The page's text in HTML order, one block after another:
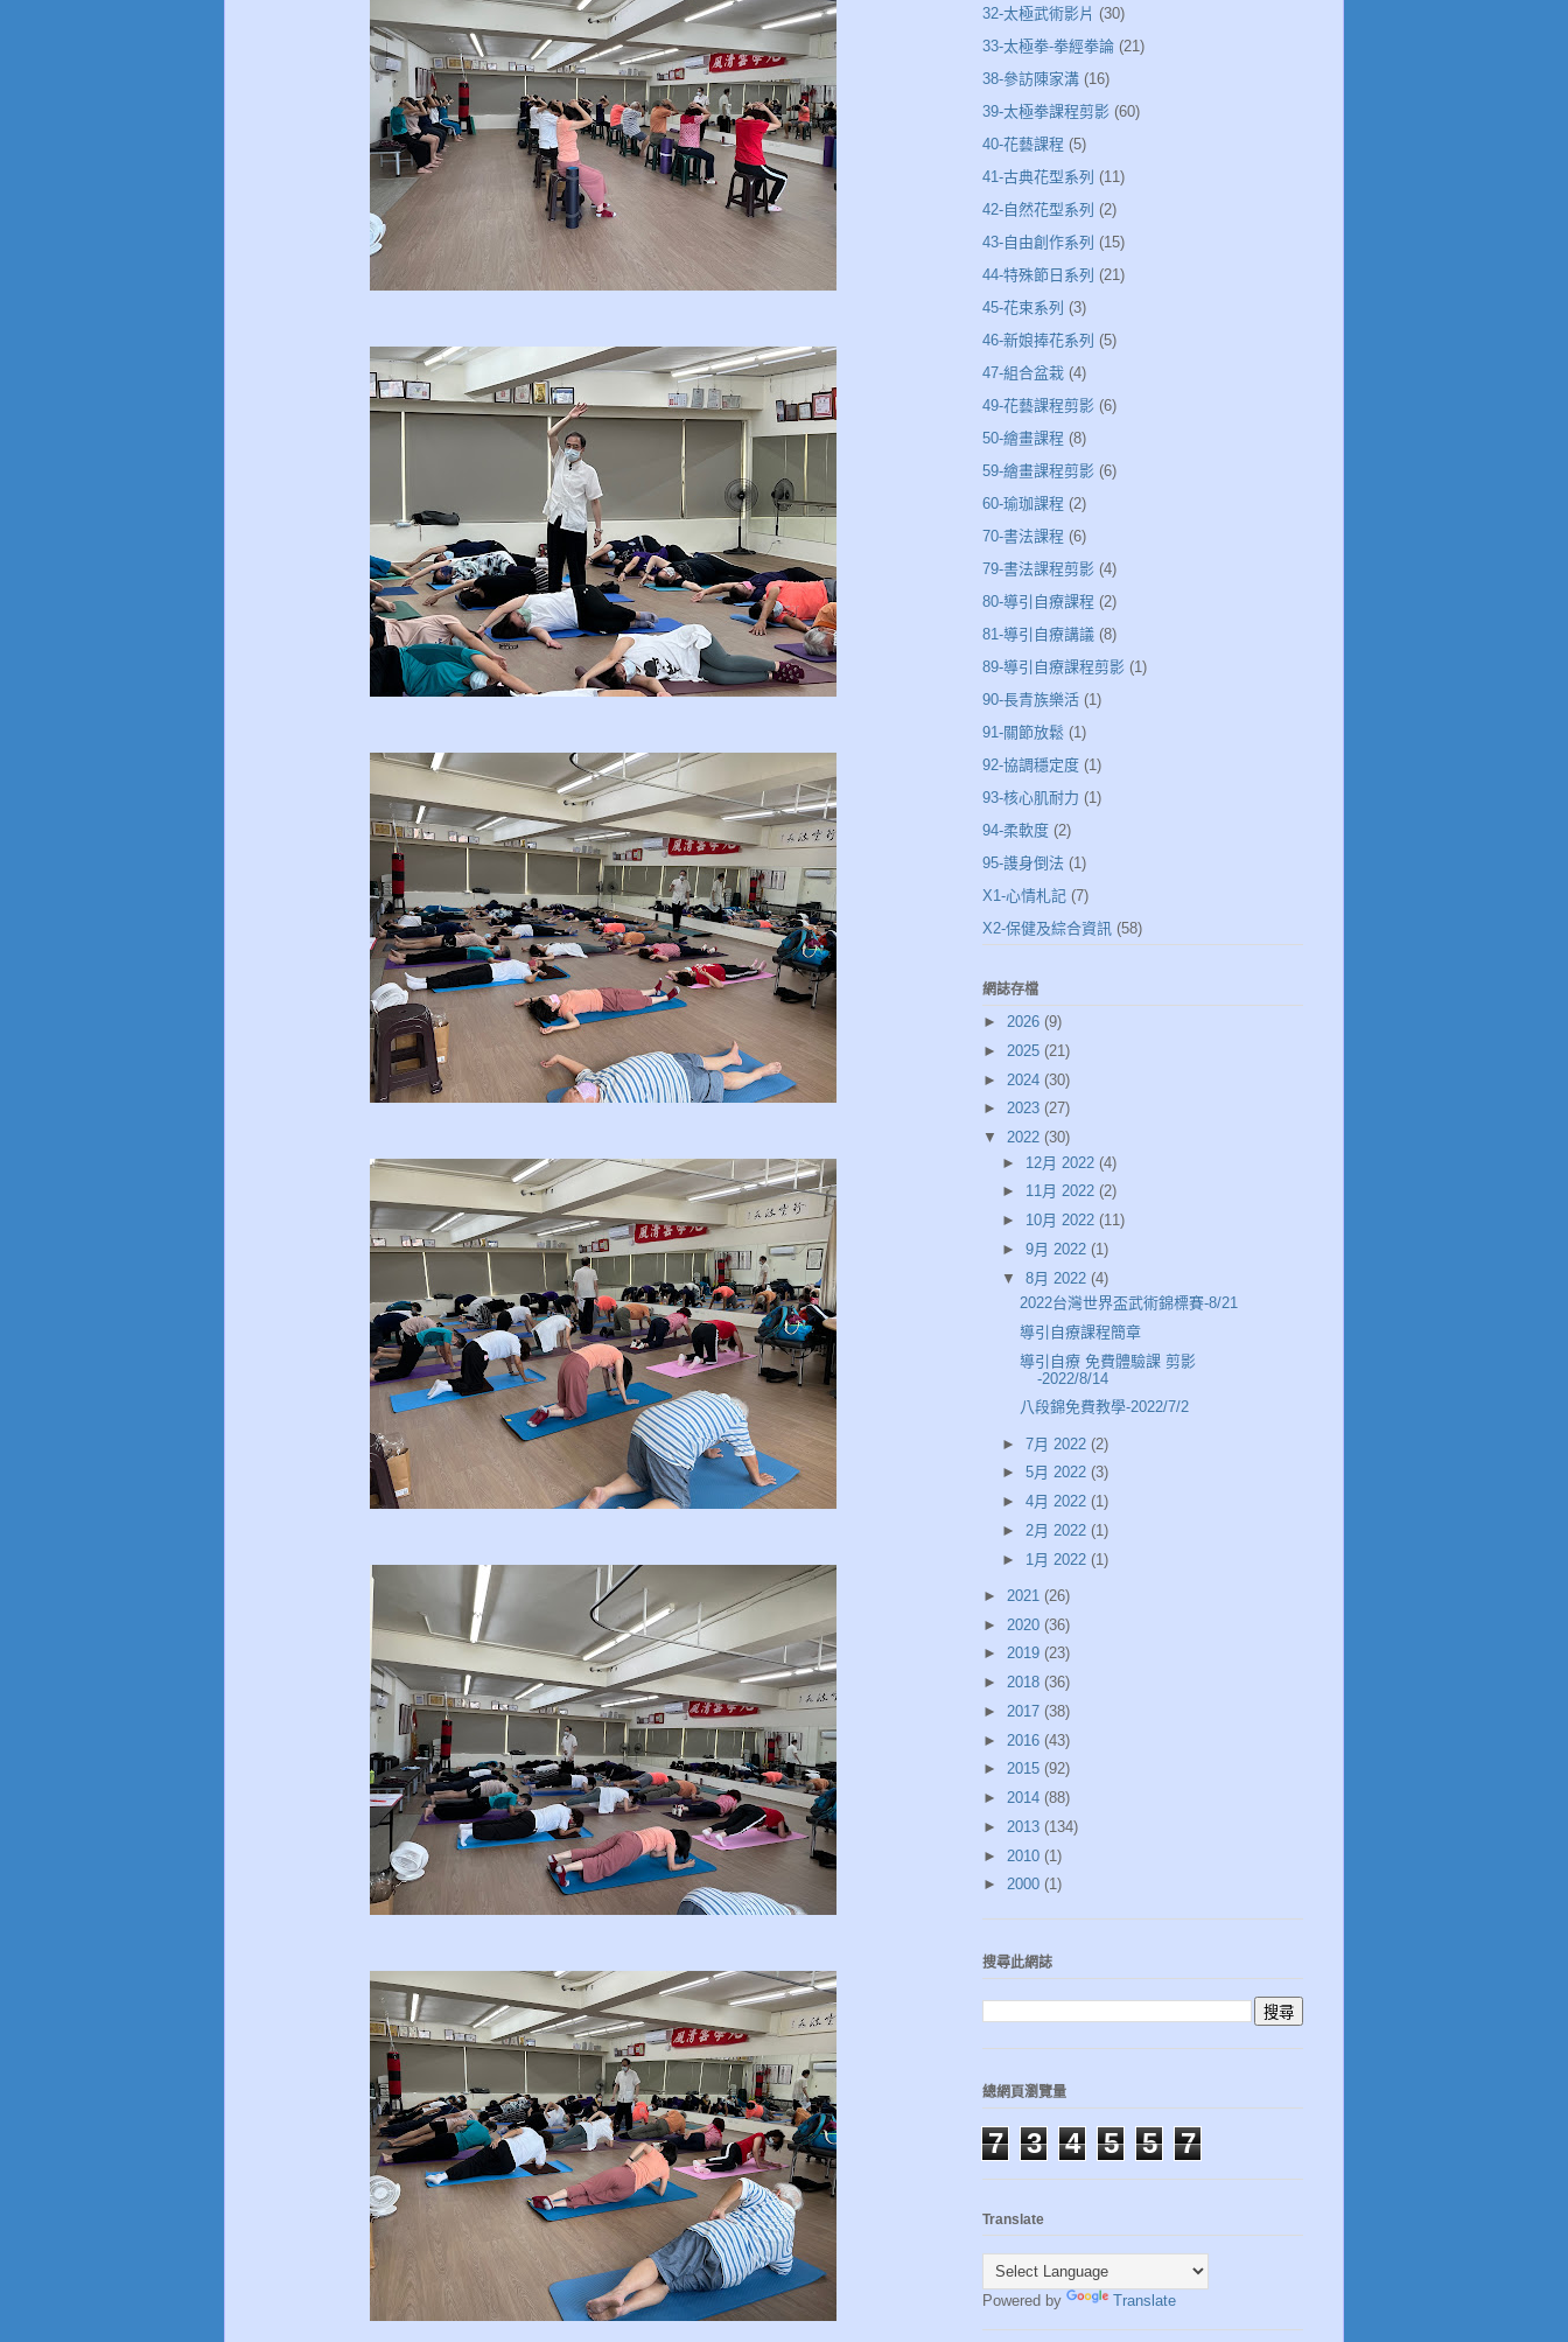
32-太極武術影片 (30)
33-太極拳-拳經拳論 (21)
38-參訪陳家溝 (16)
39-太極拳課程剪影 (60)
40-花藝課程 (5)
41-古典花型系列 (11)
42-自然花型系列 (2)
43-自由創作系列 (15)
44-特殊節日系列 (21)
45-花束系列 (3)
46-新娘捧花系列 (5)
47-組合盆栽 (4)
49-花藝課程剪影 (6)
50-繪畫課程 (8)
59-繪畫課程剪影 (6)
60-瑜珈課程 (2)
70-書法課程 (6)
79-書法課程剪影 (4)
80-導引自療課程 (2)
81-導引自療講議 (8)
89-導引自療課程剪影 (1)
90-長青族樂活 (1)
91-關節放鬆 (1)
92-協調穩定度 (1)
93-核心肌耐力 (1)
94-柔軟度 (2)
95-謢身倒法 (1)
X1-心情札記 (7)
X2-保健及綜合資訊 (58)
網誌存檔
► 2026 (9)
► 2025 (21)
► 2024 (30)
► 2023 (27)
▼ 2022 (30)
► 12月 2022 (4)
► 11月 2022 (2)
► 10月 2022 (11)
► 9月 2022 (1)
▼ 8月 2022 (4)
2022台灣世界盃武術錦標賽-8/21
導引自療課程簡章
導引自療 免費體驗課 剪影
-2022/8/14
八段錦免費教學-2022/7/2
► 7月 2022 (2)
► 5月 2022 (3)
► 4月 2022 (1)
► 2月 2022 (1)
► 1月 2022 (1)
► 2021 (26)
► 2020 (36)
► 2019 (23)
► 2018 (36)
► 2017 (38)
► 2016 (43)
► 2015 (92)
► 2014 (88)
► 2013 (134)
► 2010 (1)
► 2000 (1)
搜尋此網誌
總網頁瀏覽量
7 3 4 5 5 7
Translate
Powered by Translate